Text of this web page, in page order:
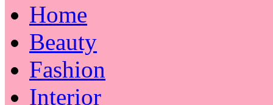
Home
Beauty
Fashion
Interior